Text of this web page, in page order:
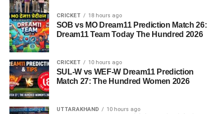
CRICKET 18 hours ago
SOB vs MO Dream11 Prediction Match 26:
Dream11 Team Today The Hundred 2026
CRICKET 10 hours ago
SUL-W vs WEF-W Dream11 Prediction
Match 27: The Hundred Women 2026
UTTARAKHAND 10 hours ago